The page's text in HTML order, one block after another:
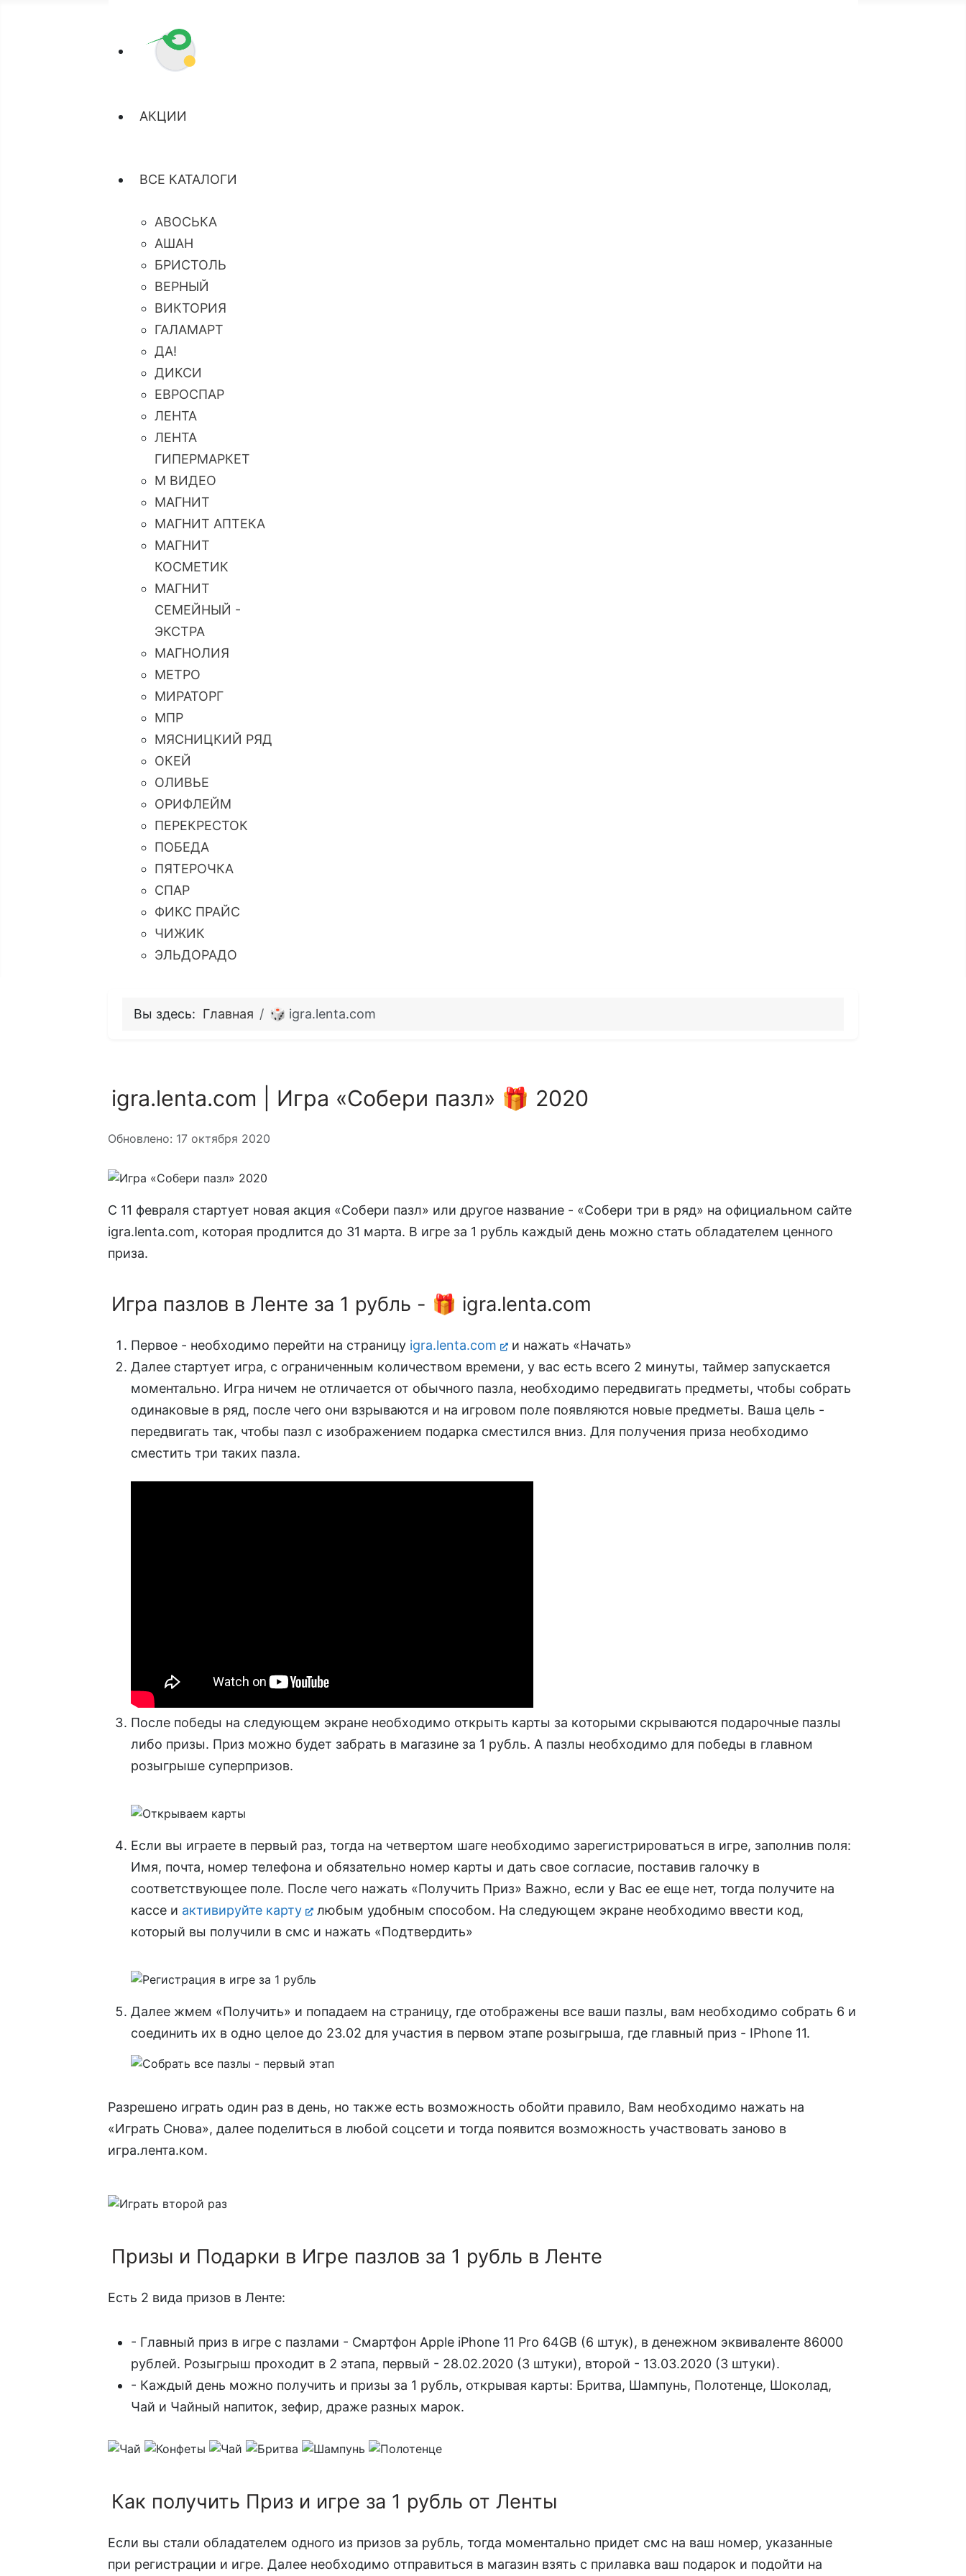
АКЦИИ
ВСЕ КАТАЛОГИ
АВОСЬКА
АШАН
БРИСТОЛЬ
ВЕРНЫЙ
ВИКТОРИЯ
ГАЛАМАРТ
ДА!
ДИКСИ
ЕВРОСПАР
ЛЕНТА
ЛЕНТА
ГИПЕРМАРКЕТ
М ВИДЕО
МАГНИТ
МАГНИТ АПТЕКА
МАГНИТ
КОСМЕТИК
МАГНИТ
СЕМЕЙНЫЙ -
ЭКСТРА
МАГНОЛИЯ
МЕТРО
МИРАТОРГ
МПР
МЯСНИЦКИЙ РЯД
ОКЕЙ
ОЛИВЬЕ
ОРИФЛЕЙМ
ПЕРЕКРЕСТОК
ПОБЕДА
ПЯТЕРОЧКА
СПАР
ФИКС ПРАЙС
ЧИЖИК
ЭЛЬДОРАДО
Вы здесь: Главная 🎲 igra.lenta.com
igra.lenta.com | Игра «Собери пазл» 🎁 2020
Информация о материале
Обновлено: 17 октября 2020
С 11 февраля стартует новая акция «Собери пазл» или другое название - «Собери три в ряд» на официальном сайте
igra.lenta.com, которая продлится до 31 марта. В игре за 1 рубль каждый день можно стать обладателем ценного
приза.
Игра пазлов в Ленте за 1 рубль - 🎁 igra.lenta.com
Первое - необходимо перейти на страницу igra.lenta.com
и нажать «Начать»
Далее стартует игра, с ограниченным количеством времени, у вас есть всего 2 минуты, таймер запускается
моментально. Игра ничем не отличается от обычного пазла, необходимо передвигать предметы, чтобы собрать
одинаковые в ряд, после чего они взрываются и на игровом поле появляются новые предметы. Ваша цель -
передвигать так, чтобы пазл с изображением подарка сместился вниз. Для получения приза необходимо
сместить три таких пазла.
После победы на следующем экране необходимо открыть карты за которыми скрываются подарочные пазлы
либо призы. Приз можно будет забрать в магазине за 1 рубль. А пазлы необходимо для победы в главном
розыгрыше суперпризов.
Если вы играете в первый раз, тогда на четвертом шаге необходимо зарегистрироваться в игре, заполнив поля:
Имя, почта, номер телефона и обязательно номер карты и дать свое согласие, поставив галочку в
соответствующее поле. После чего нажать «Получить Приз» Важно, если у Вас ее еще нет, тогда получите на
кассе и активируйте карту
любым удобным способом. На следующем экране необходимо ввести код,
который вы получили в смс и нажать «Подтвердить»
Далее жмем «Получить» и попадаем на страницу, где отображены все ваши пазлы, вам необходимо собрать 6 и
соединить их в одно целое до 23.02 для участия в первом этапе розыгрыша, где главный приз - IPhone 11.
Разрешено играть один раз в день, но также есть возможность обойти правило, Вам необходимо нажать на
«Играть Снова», далее поделиться в любой соцсети и тогда появится возможность участвовать заново в
игра.лента.ком.
Призы и Подарки в Игре пазлов за 1 рубль в Ленте
Есть 2 вида призов в Ленте:
- Главный приз в игре с пазлами - Смартфон Apple iPhone 11 Pro 64GB (6 штук), в денежном эквиваленте 86000
рублей. Розыгрыш проходит в 2 этапа, первый - 28.02.2020 (3 штуки), второй - 13.03.2020 (3 штуки).
- Каждый день можно получить и призы за 1 рубль, открывая карты: Бритва, Шампунь, Полотенце, Шоколад,
Чай и Чайный напиток, зефир, драже разных марок.
Как получить Приз и игре за 1 рубль от Ленты
Если вы стали обладателем одного из призов за рубль, тогда моментально придет смс на ваш номер, указанные
при регистрации и игре. Далее необходимо отправиться в магазин взять с прилавка ваш подарок и подойти на